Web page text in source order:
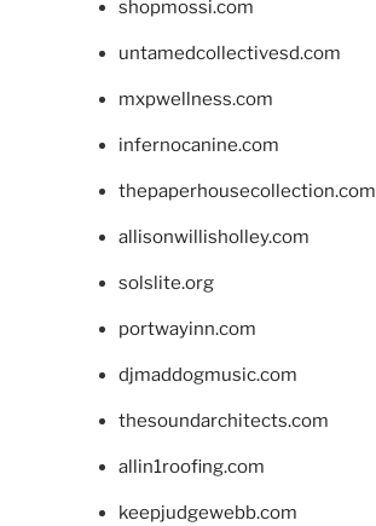
shopmossi.com
untamedcollectivesd.com
mxpwellness.com
infernocanine.com
thepaperhousecollection.com
allisonwillisholley.com
solslite.org
portwayinn.com
djmaddogmusic.com
thesoundarchitects.com
allin1roofing.com
keepjudgewebb.com